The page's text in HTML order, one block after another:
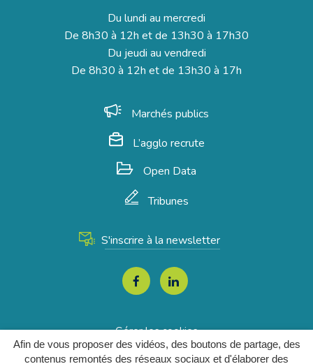
Afin de vous proposer des vidéos, des boutons de partage, des
contenus remontés des réseaux sociaux et d'élaborer des
Du lundi au mercredi
De 8h30 à 12h et de 13h30 à 17h30
Du jeudi au vendredi
De 8h30 à 12h et de 13h30 à 17h
Marchés publics
L’agglo recrute
Open Data
Tribunes
S'inscrire à la newsletter
Lien
compte
Facebook
Lien
compte
Linkedin
Gérer les cookies
Mentions Légales